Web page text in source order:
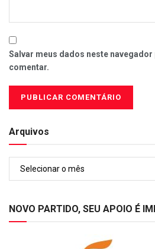
Salvar meus dados neste navegador
comentar.
Arquivos
NOVO PARTIDO, SEU APOIO É